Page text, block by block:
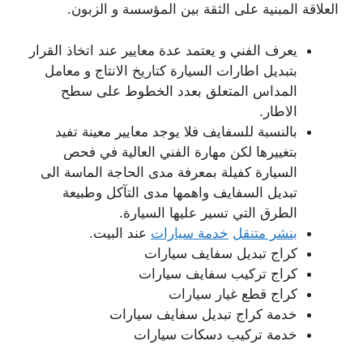
العلاقة المبنية على الثقة بين المؤسسة و الزبون.
يعرف الفني و يعتمد عدة معايير عند اتخاذ القرار
بتبديل اطارات السيارة كتاريخ الانتاج و معامل
المداس المتعلق بعدد الخطوط على سطح
الاطار.
بالنسبة للسفايف فلا يوجد معايير معينة تفيد
بتغييرها لكن مهارة الفني العالية في فحص
السيارة كفيلة بمعرفة مدى الحاجة الماسة الى
تبديل السفايف واهمها مدى التآكل وطبيعة
الطرق التي تسير عليها السيارة.
بنشر متنقل خدمة سيارات عند البيت.
كراج تبديل سفايف سيارات
كراج تركيب سفايف سيارات
كراج قطع غيار سيارات
خدمة كراج تبديل سفايف سيارات
خدمة تركيب دسكات سيارات